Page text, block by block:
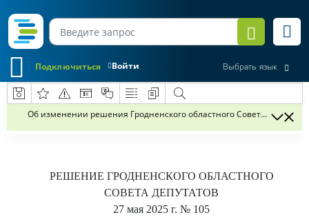
Войти
Подключиться Выбрать язык
Об изменении решения Гродненского областного Совета
РЕШЕНИЕ ГРОДНЕНСКОГО ОБЛАСТНОГО
СОВЕТА ДЕПУТАТОВ
27 мая 2025 г. № 105